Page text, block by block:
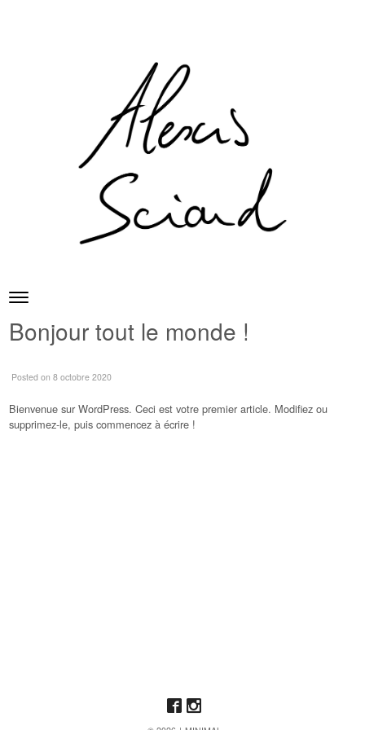
Toggle navigation
Menu
Bonjour tout le monde !
Posted on 8 octobre 2020
Bienvenue sur WordPress. Ceci est votre premier article. Modifiez ou
supprimez-le, puis commencez à écrire !
Like us on Facebook